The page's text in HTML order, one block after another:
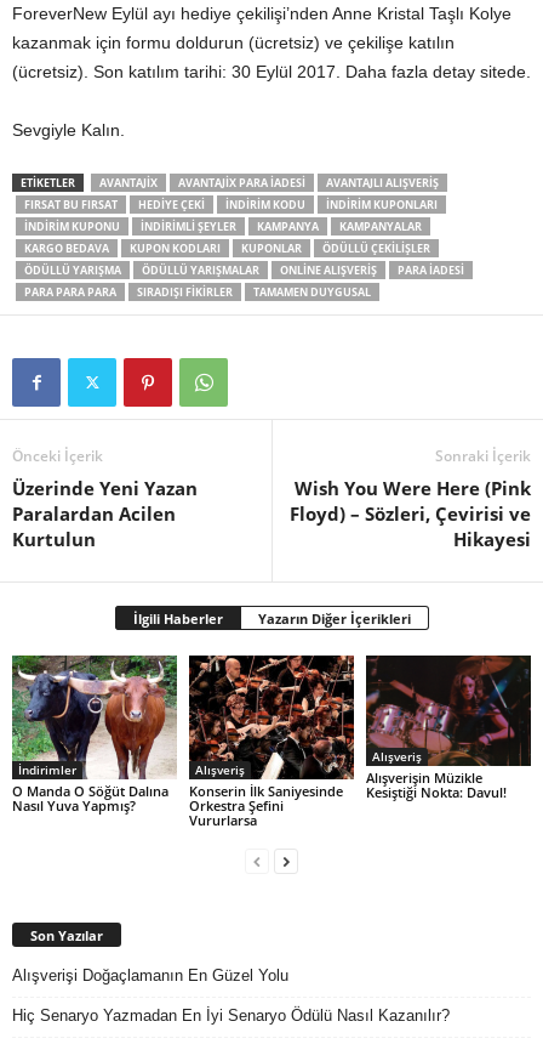
ForeverNew Eylül ayı hediye çekilişi’nden Anne Kristal Taşlı Kolye
kazanmak için formu doldurun (ücretsiz) ve çekilişe katılın
(ücretsiz). Son katılım tarihi: 30 Eylül 2017. Daha fazla detay sitede.
Sevgiyle Kalın.
ETIKETLER AVANTAJIX AVANTAJIX PARA IADESI
AVANTAJLI ALIŞVERIŞ
FIRSAT BU FIRSAT
HEDIYE ÇEKI INDIRIM KODU
INDIRIM KUPONLARI
INDIRIM KUPONU
INDIRIMLI ŞEYLER KAMPANYA
KAMPANYALAR
KARGO BEDAVA
KUPON KODLARI KUPONLAR
ÖDÜLLÜ ÇEKILIŞLER
ÖDÜLLÜ YARIŞMA
ÖDÜLLÜ YARIŞMALAR ONLINE ALIŞVERIŞ
PARA IADESI
PARA PARA PARA
SIRADIŞI FIKIRLER TAMAMEN DUYGUSAL
Önceki İçerik
Üzerinde Yeni Yazan
Paralardan Acilen
Kurtulun
Sonraki İçerik
Wish You Were Here (Pink
Floyd) – Sözleri, Çevirisi ve
Hikayesi
İlgili Haberler Yazarın Diğer İçerikleri
İndirimler
O Manda O Söğüt Dalına
Nasıl Yuva Yapmış?
Alışveriş
Konserin İlk Saniyesinde
Orkestra Şefini
Vururlarsa
Alışveriş
Alışverişin Müzikle
Kesiştiği Nokta: Davul!
Son Yazılar
Alışverişi Doğaçlamanın En Güzel Yolu
Hiç Senaryo Yazmadan En İyi Senaryo Ödülü Nasıl Kazanılır?